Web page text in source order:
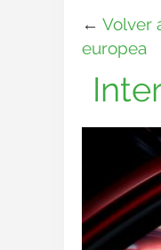
← Volver
europea